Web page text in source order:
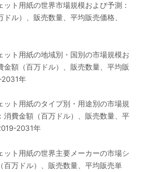
ット用紙の世界市場規模および予測：
ル）、販売数量、平均販売価格、
ット用紙の地域別・国別の市場規模お
金額（百万ドル）、販売数量、平均販
年
ット用紙のタイプ別・用途別の市場規
消費金額（百万ドル）、販売数量、平
2031年
ット用紙の世界主要メーカーの市場シ
百万ドル）、販売数量、平均販売単